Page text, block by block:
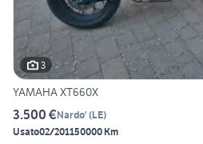
3
YAMAHA XT660X
3.500 €Nardo' (LE)
Usato02/201150000 Km